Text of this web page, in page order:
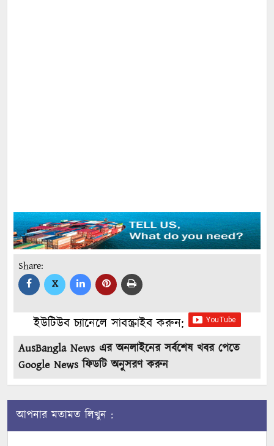
Share:
X
ইউটিউব চ্যানেলে সাবস্ক্রাইব করুন:
AusBangla News এর অনলাইনের সর্বশেষ খবর পেতে
Google News ফিডটি অনুসরণ করুন
আপনার মতামত লিখুন :